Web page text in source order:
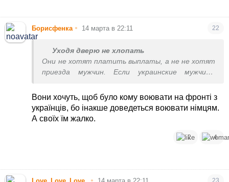
Борисфенка • 14 марта в 22:11 22
Уходя дверю не хлопать
Они не хотят платить выплаты, а не не хотят
приезда мужчин. Если украинские мужчины
только рады.
Вони хочуть, щоб було кому воювати на фронті з
українців, бо інакше доведеться воювати німцям.
А своїх їм жалко.
2 4
• 23